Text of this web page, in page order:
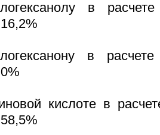
в
в
кислоте в